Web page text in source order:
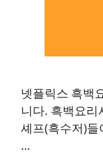
넷플릭스 흑백
니다. 흑백요리
셰프(흑수저)들
…